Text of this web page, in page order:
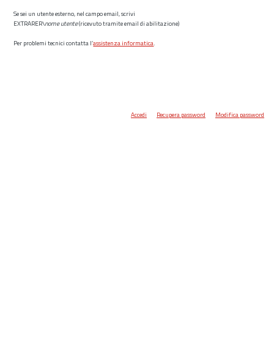
Se sei un utente esterno, nel campo email, scrivi
EXTRARER\nome utente(ricevuto tramite email di abilitazione)
Per problemi tecnici contatta l’assistenza informatica.
Accedi Recupera password Modifica password